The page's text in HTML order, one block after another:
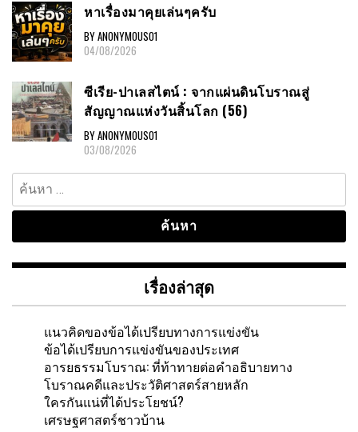
หาเรื่องมาคุยเล่นๆครับ
BY ANONYMOUS01
04/08/2026
ซีเรีย-ปาเลสไตน์ : จากแผ่นดินโบราณสู่
สัญญาณแห่งวันสิ้นโลก (56)
BY ANONYMOUS01
03/08/2026
ค้นหา
สำหรับ:
เรื่องล่าสุด
แนวคิดของข้อได้เปรียบทางการแข่งขัน
ข้อได้เปรียบการแข่งขันของประเทศ
อารยธรรมโบราณ: ที่ท้าทายต่อคำอธิบายทาง
โบราณคดีและประวัติศาสตร์สายหลัก
ใครกันแน่ที่ได้ประโยชน์?
เศรษฐศาสตร์ชาวบ้าน